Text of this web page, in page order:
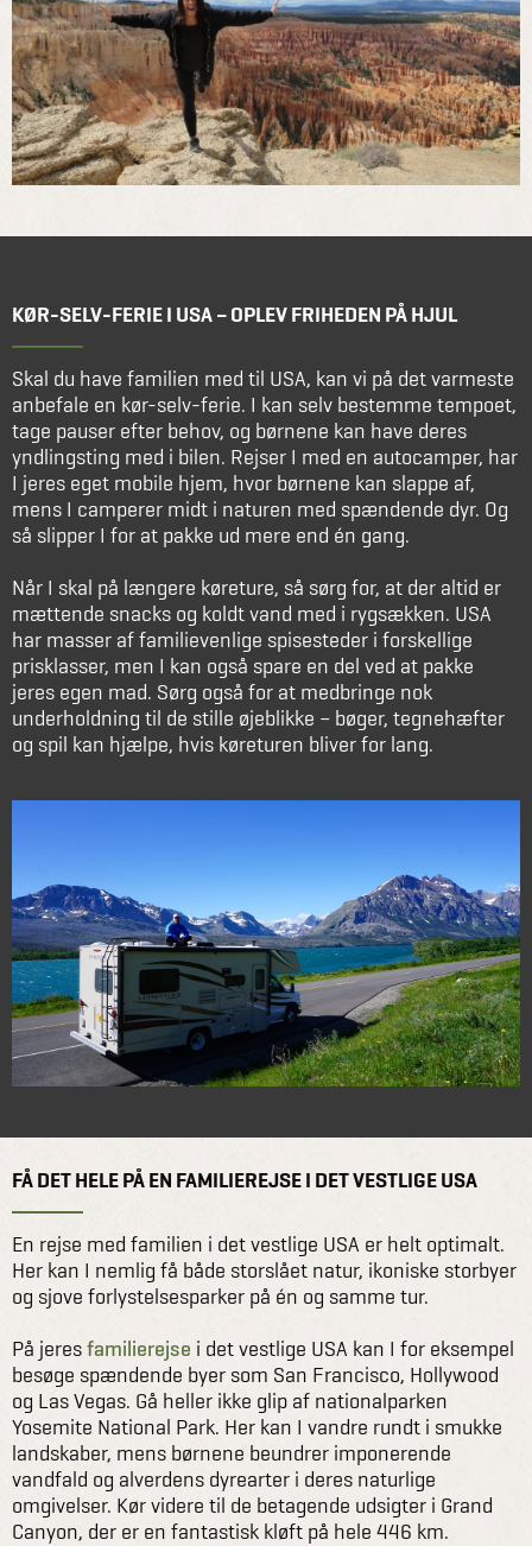
KØR-SELV-FERIE I USA – OPLEV FRIHEDEN PÅ HJUL
Skal du have familien med til USA, kan vi på det varmeste
anbefale en kør-selv-ferie. I kan selv bestemme tempoet,
tage pauser efter behov, og børnene kan have deres
yndlingsting med i bilen. Rejser I med en autocamper, har
I jeres eget mobile hjem, hvor børnene kan slappe af,
mens I camperer midt i naturen med spændende dyr. Og
så slipper I for at pakke ud mere end én gang.
Når I skal på længere køreture, så sørg for, at der altid er
mættende snacks og koldt vand med i rygsækken. USA
har masser af familievenlige spisesteder i forskellige
prisklasser, men I kan også spare en del ved at pakke
jeres egen mad. Sørg også for at medbringe nok
underholdning til de stille øjeblikke – bøger, tegnehæfter
og spil kan hjælpe, hvis køreturen bliver for lang.
FÅ DET HELE PÅ EN FAMILIEREJSE I DET VESTLIGE USA
En rejse med familien i det vestlige USA er helt optimalt.
Her kan I nemlig få både storslået natur, ikoniske storbyer
og sjove forlystelsesparker på én og samme tur.
På jeresfamilierejse i det vestlige USA kan I for eksempel
besøge spændende byer som San Francisco, Hollywood
og Las Vegas. Gå heller ikke glip af nationalparken
Yosemite National Park. Her kan I vandre rundt i smukke
landskaber, mens børnene beundrer imponerende
vandfald og alverdens dyrearter i deres naturlige
omgivelser. Kør videre til de betagende udsigter i Grand
Canyon, der er en fantastisk kløft på hele 446 km.